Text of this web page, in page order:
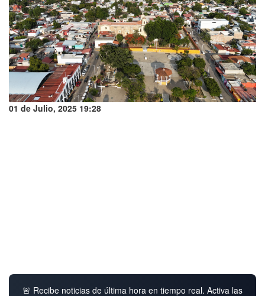
01 de Julio, 2025 19:28
🚨 Recibe noticias de última hora en tiempo real. Activa las